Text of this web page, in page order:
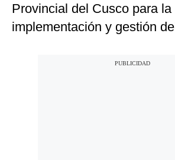
Provincial del Cusco para la
implementación y gestión